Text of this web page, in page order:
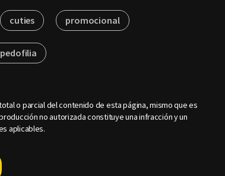
cuties promocional
pedofilia
o parcial del contenido de esta página, mismo que es
no autorizada constituye una infracción y un
aplicables.